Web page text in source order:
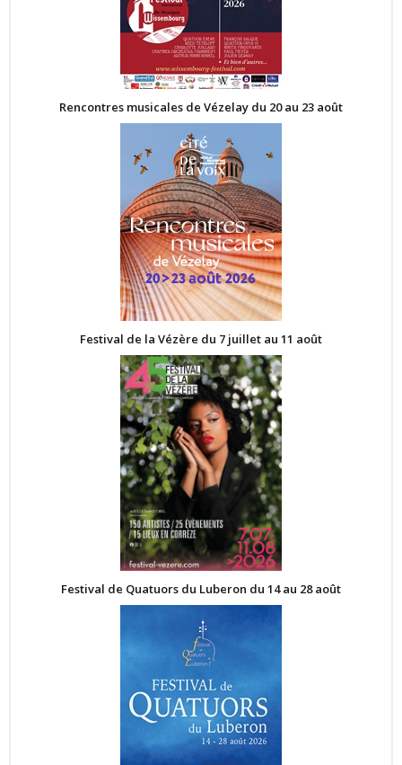
Rencontres musicales de Vézelay du 20 au 23 août
Festival de la Vézère du 7 juillet au 11 août
Festival de Quatuors du Luberon du 14 au 28 août